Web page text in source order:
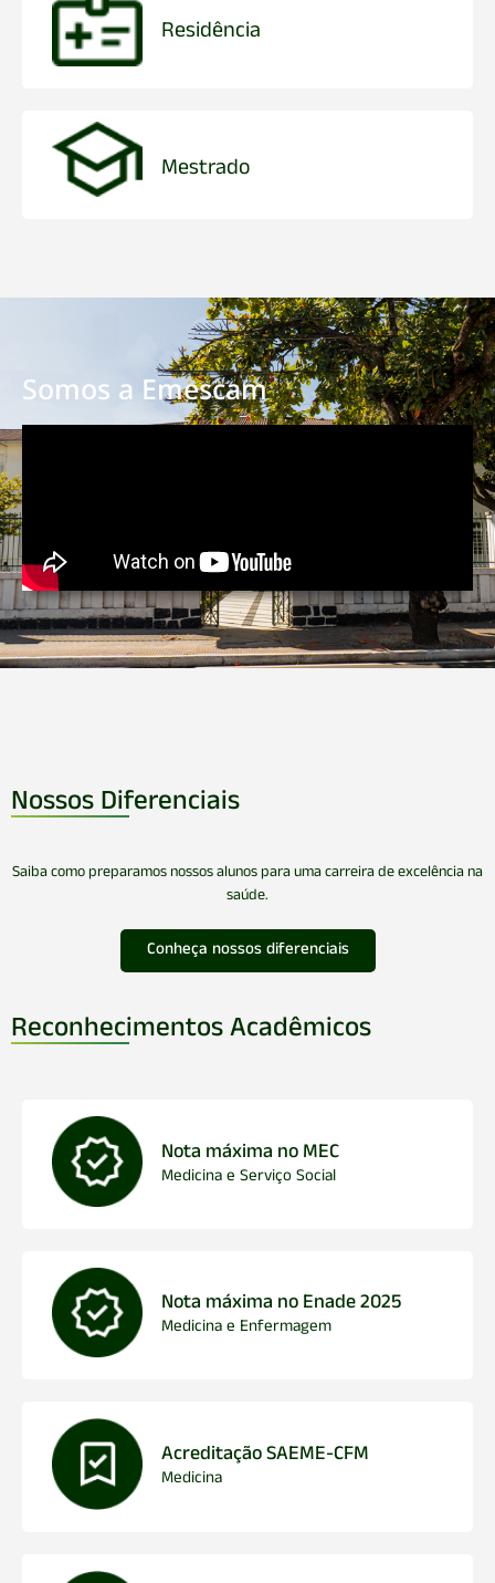
Residência
Mestrado
Somos a Emescam
Nossos Diferenciais
Saiba como preparamos nossos alunos para uma carreira de excelência na
saúde.
Conheça nossos diferenciais
Reconhecimentos Acadêmicos
Nota máxima no MEC
Medicina e Serviço Social
Nota máxima no Enade 2025
Medicina e Enfermagem
Acreditação SAEME-CFM
Medicina